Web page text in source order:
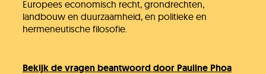
Europees economisch recht, grondrechten,
landbouw en duurzaamheid, en politieke en
hermeneutische filosofie.
Bekijk de vragen beantwoord door Pauline Phoa